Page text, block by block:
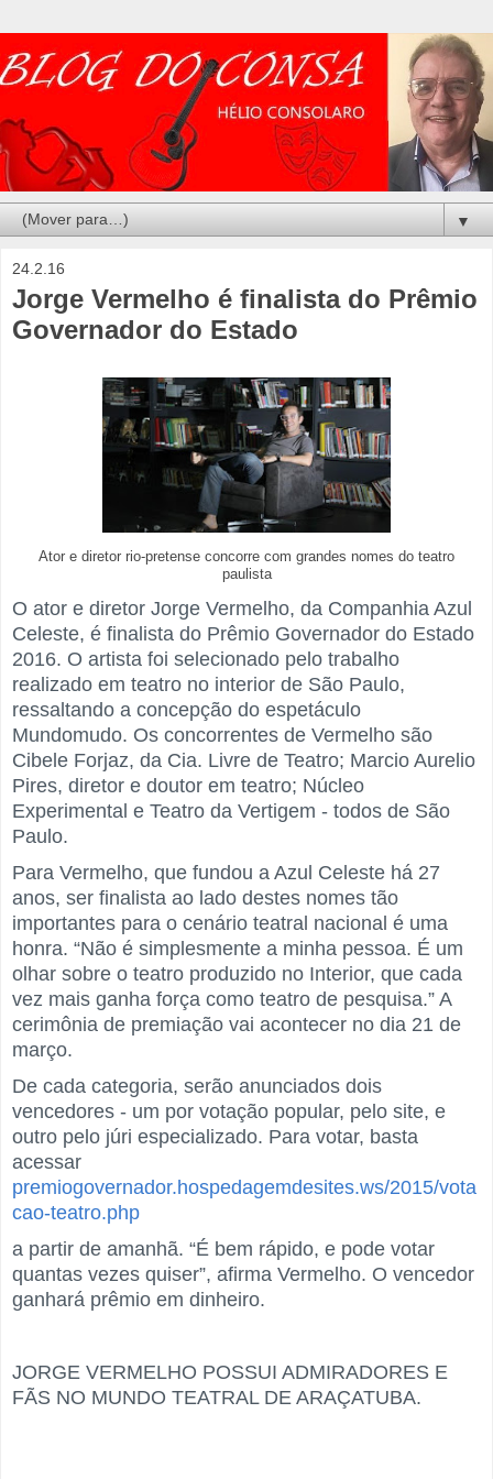
▼
24.2.16
Jorge Vermelho é finalista do Prêmio
Governador do Estado
Ator e diretor rio-pretense concorre com grandes nomes do teatro
paulista
O ator e diretor Jorge Vermelho, da Companhia Azul
Celeste, é finalista do Prêmio Governador do Estado
2016. O artista foi selecionado pelo trabalho
realizado em teatro no interior de São Paulo,
ressaltando a concepção do espetáculo
Mundomudo. Os concorrentes de Vermelho são
Cibele Forjaz, da Cia. Livre de Teatro; Marcio Aurelio
Pires, diretor e doutor em teatro; Núcleo
Experimental e Teatro da Vertigem - todos de São
Paulo.
Para Vermelho, que fundou a Azul Celeste há 27
anos, ser finalista ao lado destes nomes tão
importantes para o cenário teatral nacional é uma
honra. “Não é simplesmente a minha pessoa. É um
olhar sobre o teatro produzido no Interior, que cada
vez mais ganha força como teatro de pesquisa.” A
cerimônia de premiação vai acontecer no dia 21 de
março.
De cada categoria, serão anunciados dois
vencedores - um por votação popular, pelo site, e
outro pelo júri especializado. Para votar, basta
acessar
premiogovernador.hospedagemdesites.ws/2015/vota
cao-teatro.php
a partir de amanhã. “É bem rápido, e pode votar
quantas vezes quiser”, afirma Vermelho. O vencedor
ganhará prêmio em dinheiro.
JORGE VERMELHO POSSUI ADMIRADORES E
FÃS NO MUNDO TEATRAL DE ARAÇATUBA.